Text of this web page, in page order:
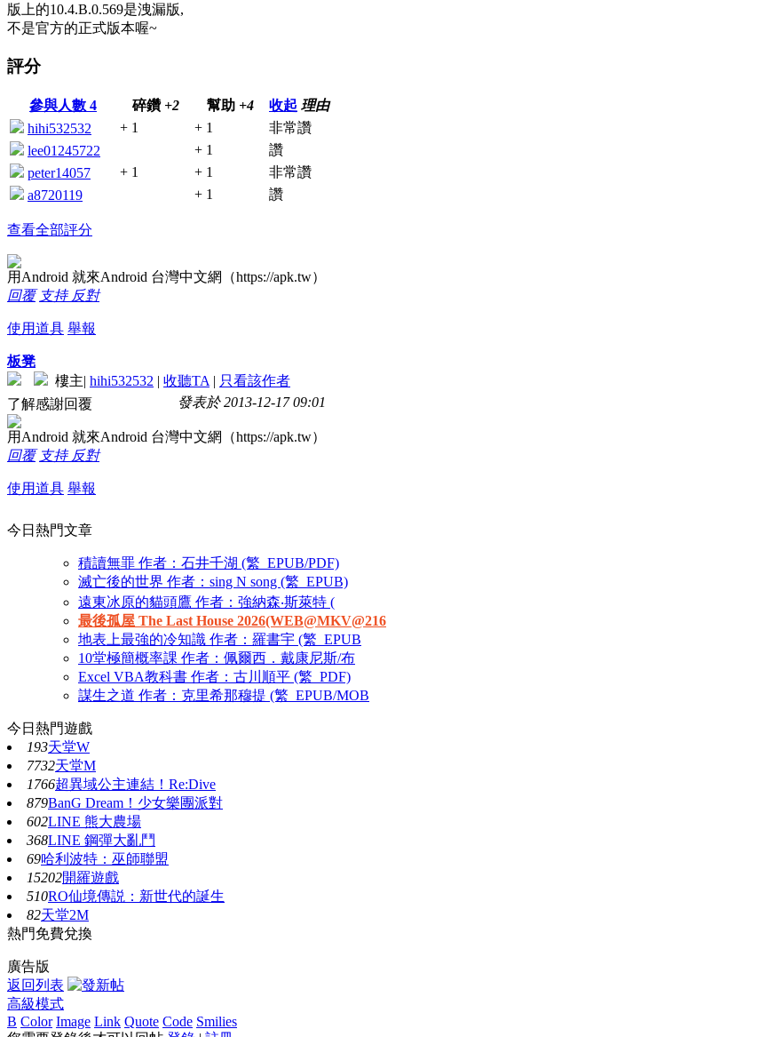
版上的10.4.B.0.569是洩漏版,
不是官方的正式版本喔~
評分
參與人數 4 碎鑽 +2 幫助 +4 收起 理由
hihi532532
+ 1 + 1
非常讚
lee01245722
+ 1
讚
peter14057
+ 1 + 1
非常讚
a8720119
+ 1 讚
查看全部評分
用Android 就來Android 台灣中文網（https://apk.tw）
回覆 支持 反對
使用道具 舉報
板凳
樓主| hihi532532 | 收聽TA | 只看該作者
發表於 2013-12-17 09:01
了解感謝回覆
用Android 就來Android 台灣中文網（https://apk.tw）
回覆 支持 反對
使用道具 舉報
今日熱門文章
積讀無罪 作者：石井千湖 (繁_EPUB/PDF)
滅亡後的世界 作者：sing N song (繁_EPUB)
遠東冰原的貓頭鷹 作者：強納森‧斯萊特 (
最後孤屋 The Last House 2026(WEB@MKV@216
地表上最強的冷知識 作者：羅書宇 (繁_EPUB
10堂極簡概率課 作者：佩爾西．戴康尼斯/布
Excel VBA教科書 作者：古川順平 (繁_PDF)
謀生之道 作者：克里希那穆提 (繁_EPUB/MOB
今日熱門遊戲
193天堂W
7732天堂M
1766超異域公主連結！Re:Dive
879BanG Dream！少女樂團派對
602LINE 熊大農場
368LINE 鋼彈大亂鬥
69哈利波特：巫師聯盟
15202開羅遊戲
510RO仙境傳説：新世代的誕生
82天堂2M
熱門免費兌換
廣告版
返回列表
高級模式
B Color Image Link Quote Code Smilies